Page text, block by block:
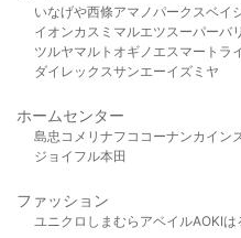
いなげや西條アマノパークスベイ
イオンカスミ マルエツスーパーバ
ツルヤマルト オギノ エスマート ラ
ダイレックスサンエーイズミヤ
ホームセンター
島忠 コメリ ナフコ コーナンカイン
ジョイフル本田
ファッション
ユニクロ しまむら アベイルAOKIは